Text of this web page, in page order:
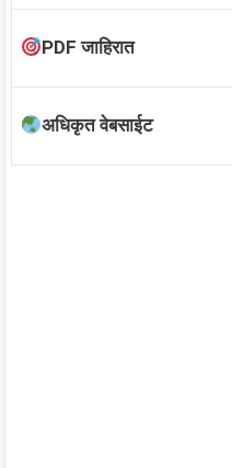
PDF जाहिरात
अधिकृत वेबसाईट